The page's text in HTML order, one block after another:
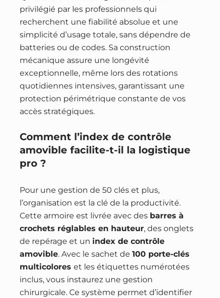
privilégié par les professionnels qui
recherchent une fiabilité absolue et une
simplicité d’usage totale, sans dépendre de
batteries ou de codes. Sa construction
mécanique assure une longévité
exceptionnelle, même lors des rotations
quotidiennes intensives, garantissant une
protection périmétrique constante de vos
accès stratégiques.
Comment l’index de contrôle
amovible facilite-t-il la logistique
pro ?
Pour une gestion de 50 clés et plus,
l’organisation est la clé de la productivité.
Cette armoire est livrée avec des barres à
crochets réglables en hauteur, des onglets
de repérage et un index de contrôle
amovible. Avec le sachet de 100 porte-clés
multicolores et les étiquettes numérotées
inclus, vous instaurez une gestion
chirurgicale. Ce système permet d’identifier